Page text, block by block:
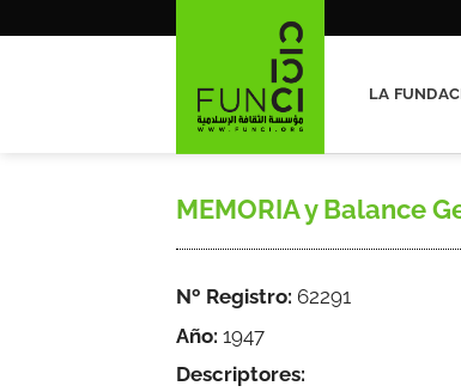
LA
MEMORIA y Balance
Nº Registro: 62291
Año: 1947
Descriptores: